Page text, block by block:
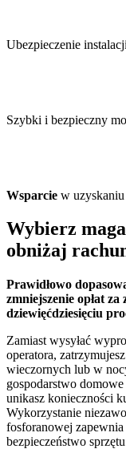
Ubezpieczenie
Szybki i bezpieczny
Wsparcie w
Wybierz
obniżaj
Prawidłowo
zmniejszenie opłat
dziewięćdziesięciu
Zamiast wysyłać
operatora,
wieczornych lub w
gospodarstwo
unikasz konieczności
Wykorzystanie
fosforanowej
bezpieczeństwo